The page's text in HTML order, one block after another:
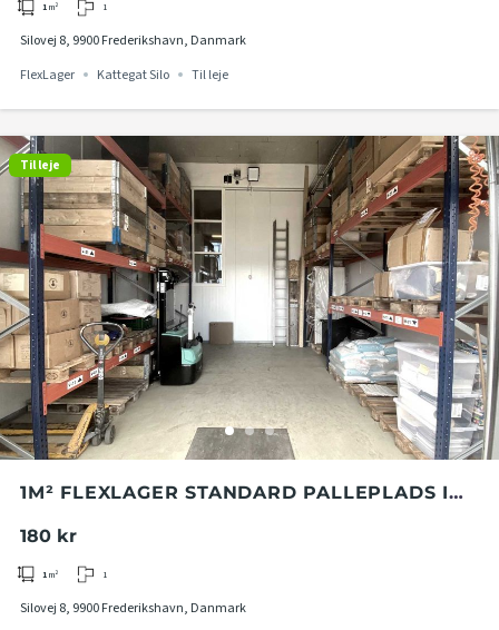
1 m² 1
Silovej 8, 9900 Frederikshavn, Danmark
FlexLager
Kattegat Silo Til leje
Til leje
1M² FLEXLAGER STANDARD PALLEPLADS I
180 kr
1 m² 1
Silovej 8, 9900 Frederikshavn, Danmark